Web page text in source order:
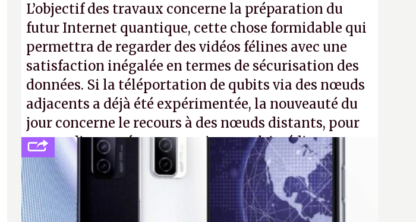
L’objectif des travaux concerne la préparation du
futur Internet quantique, cette chose formidable qui
permettra de regarder des vidéos félines avec une
satisfaction inégalée en termes de sécurisation des
données. Si la téléportation de qubits via des nœuds
adjacents a déjà été expérimentée, la nouveauté du
jour concerne le recours à des nœuds distants, pour
ne pas dire un réseau quantique multimédia
interactif (avec l’option Péritel).
(http://cpc.cx/AH432N4- Crédit photo : QuTech /
Nature)